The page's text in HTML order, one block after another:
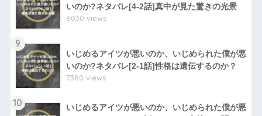
いのか?ネタバレ[4-2話]真中が見た驚きの光景
8030 views
9
いじめるアイツが悪いのか、いじめられた僕が悪
いのか?ネタバレ[2-1話]性格は遺伝するのか？
7380 views
10
いじめるアイツが悪いのか、いじめられた僕が悪